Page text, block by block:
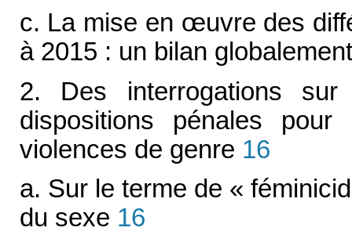
c. La mise en œuvre des
à 2015 : un bilan
2. Des interrogations sur
dispositions pénales
violences de genre 16
a. Sur le terme de «
du sexe 16